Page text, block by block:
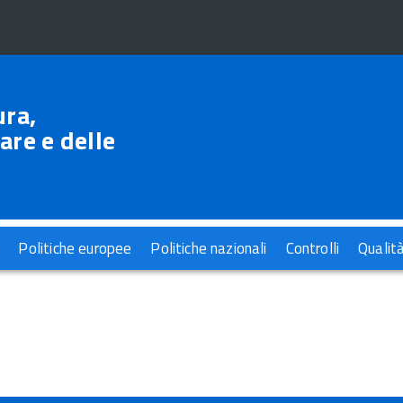
e delle
Politiche europee Politiche nazionali Controlli